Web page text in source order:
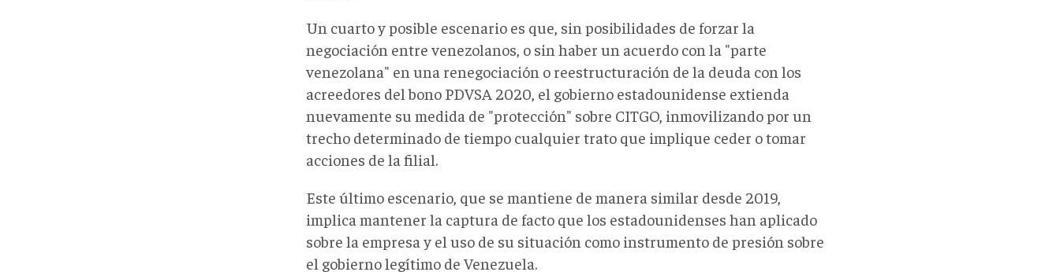
Un cuarto y posible escenario es que, sin posibilidades de forzar la
negociación entre venezolanos, o sin haber un acuerdo con la "parte
venezolana" en una renegociación o reestructuración de la deuda con los
acreedores del bono PDVSA 2020, el gobierno estadounidense extienda
nuevamente su medida de "protección" sobre CITGO, inmovilizando por un
trecho determinado de tiempo cualquier trato que implique ceder o tomar
acciones de la filial.
Este último escenario, que se mantiene de manera similar desde 2019,
implica mantener la captura de facto que los estadounidenses han aplicado
sobre la empresa y el uso de su situación como instrumento de presión sobre
el gobierno legítimo de Venezuela.